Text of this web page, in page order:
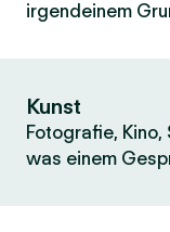
irgendeinem
Kunst
Fotografie,
was einem